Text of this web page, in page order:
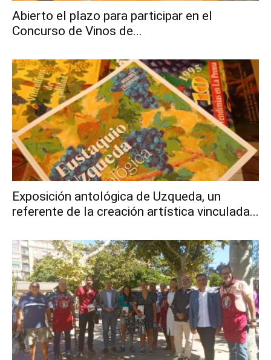
Abierto el plazo para participar en el
Concurso de Vinos de...
Exposición antológica de Uzqueda, un
referente de la creación artística vinculada...